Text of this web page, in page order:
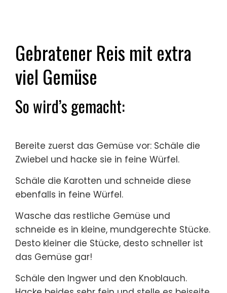
Gebratener Reis mit extra
viel Gemüse
So wird’s gemacht:
Bereite zuerst das Gemüse vor: Schäle die
Zwiebel und hacke sie in feine Würfel.
Schäle die Karotten und schneide diese
ebenfalls in feine Würfel.
Wasche das restliche Gemüse und
schneide es in kleine, mundgerechte Stücke.
Desto kleiner die Stücke, desto schneller ist
das Gemüse gar!
Schäle den Ingwer und den Knoblauch.